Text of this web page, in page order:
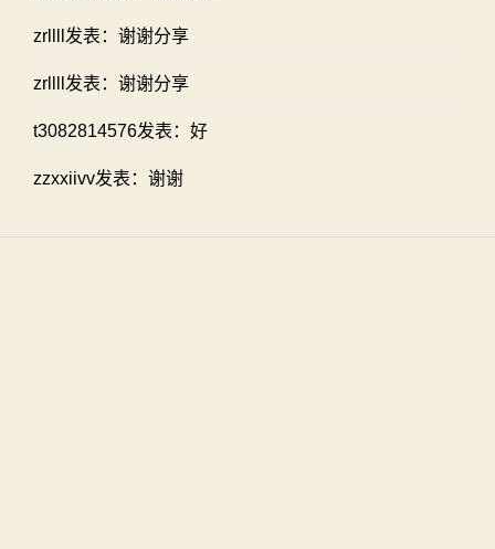
zrllll发表：谢谢分享
zrllll发表：谢谢分享
t3082814576发表：好
zzxxiivv发表：谢谢